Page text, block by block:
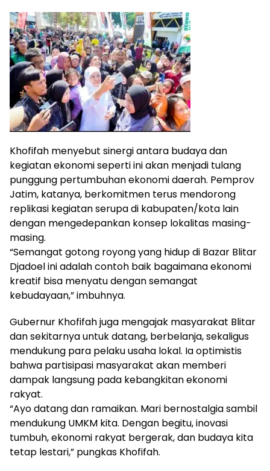
Khofifah menyebut sinergi antara budaya dan
kegiatan ekonomi seperti ini akan menjadi tulang
punggung pertumbuhan ekonomi daerah. Pemprov
Jatim, katanya, berkomitmen terus mendorong
replikasi kegiatan serupa di kabupaten/kota lain
dengan mengedepankan konsep lokalitas masing-
masing.
“Semangat gotong royong yang hidup di Bazar Blitar
Djadoel ini adalah contoh baik bagaimana ekonomi
kreatif bisa menyatu dengan semangat
kebudayaan,” imbuhnya.
Gubernur Khofifah juga mengajak masyarakat Blitar
dan sekitarnya untuk datang, berbelanja, sekaligus
mendukung para pelaku usaha lokal. Ia optimistis
bahwa partisipasi masyarakat akan memberi
dampak langsung pada kebangkitan ekonomi
rakyat.
“Ayo datang dan ramaikan. Mari bernostalgia sambil
mendukung UMKM kita. Dengan begitu, inovasi
tumbuh, ekonomi rakyat bergerak, dan budaya kita
tetap lestari,” pungkas Khofifah.